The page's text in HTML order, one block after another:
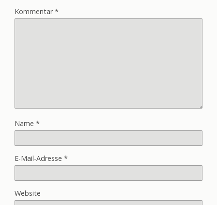
Kommentar*
Name *
E-Mail-Adresse *
Website